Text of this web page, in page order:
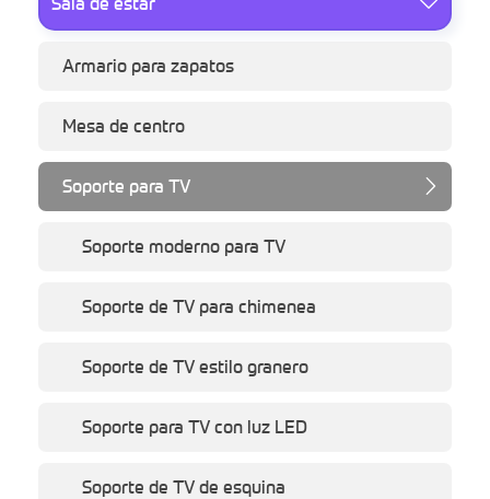
Armario para zapatos
Mesa de centro
Soporte para TV 
Soporte moderno para TV
Soporte de TV para chimenea
Soporte de TV estilo granero
Soporte para TV con luz LED
Soporte de TV de esquina